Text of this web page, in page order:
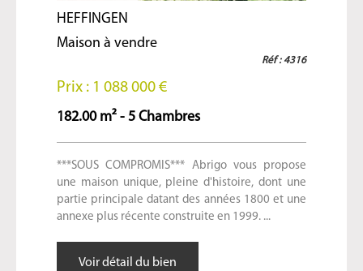
HEFFINGEN
Maison à vendre
Réf : 4316
Prix : 1 088 000 €
182.00 m² - 5 Chambres
***SOUS COMPROMIS*** Abrigo vous propose
une maison unique, pleine d'histoire, dont une
partie principale datant des années 1800 et une
annexe plus récente construite en 1999. ...
Voir détail du bien